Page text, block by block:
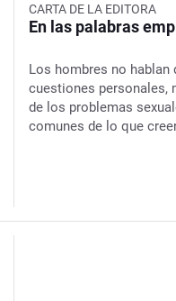
CARTA DE LA EDITORA
En las palabras
Los hombres no hablan
cuestiones personales,
de los problemas
comunes de lo que